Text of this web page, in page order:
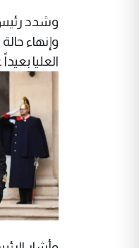
وشدد
وإنهاء
العليا